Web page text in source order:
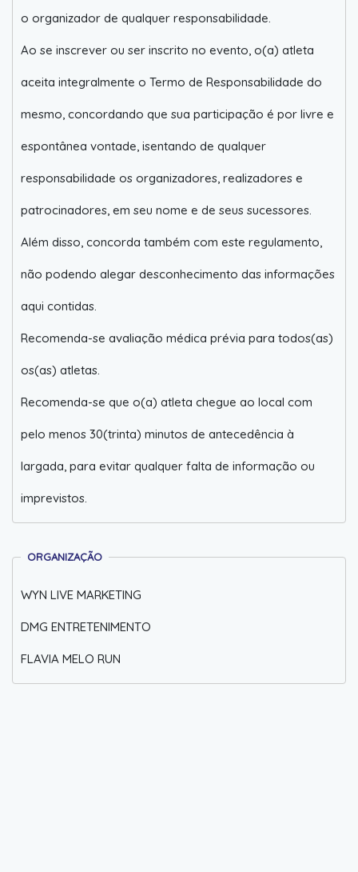
o organizador de qualquer responsabilidade.
Ao se inscrever ou ser inscrito no evento, o(a) atleta
aceita integralmente o Termo de Responsabilidade do
mesmo, concordando que sua participação é por livre e
espontânea vontade, isentando de qualquer
responsabilidade os organizadores, realizadores e
patrocinadores, em seu nome e de seus sucessores.
Além disso, concorda também com este regulamento,
não podendo alegar desconhecimento das informações
aqui contidas.
Recomenda-se avaliação médica prévia para todos(as)
os(as) atletas.
Recomenda-se que o(a) atleta chegue ao local com
pelo menos 30(trinta) minutos de antecedência à
largada, para evitar qualquer falta de informação ou
imprevistos.
ORGANIZAÇÃO
WYN LIVE MARKETING
DMG ENTRETENIMENTO
FLAVIA MELO RUN